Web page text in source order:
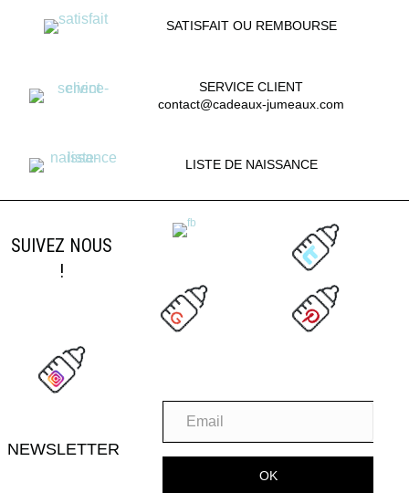
SATISFAIT OU REMBOURSE
SERVICE CLIENT
contact@cadeaux-jumeaux.com
LISTE DE NAISSANCE
SUIVEZ NOUS
!
NEWSLETTER
OK